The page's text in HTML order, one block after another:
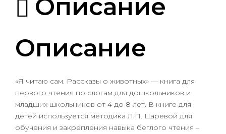
Описание
Описание
«Я читаю сам. Рассказы о животных» — книга для
первого чтения по слогам для дошкольников и
младших школьников от 4 до 8 лет. В книге для
детей используется методика Л.П. Царевой для
обучения и закрепления навыка беглого чтения –